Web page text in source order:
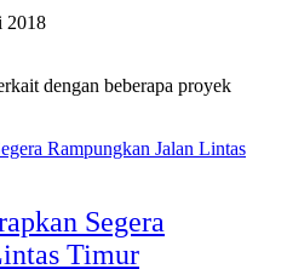
2018
dengan beberapa proyek
Segera
Timur